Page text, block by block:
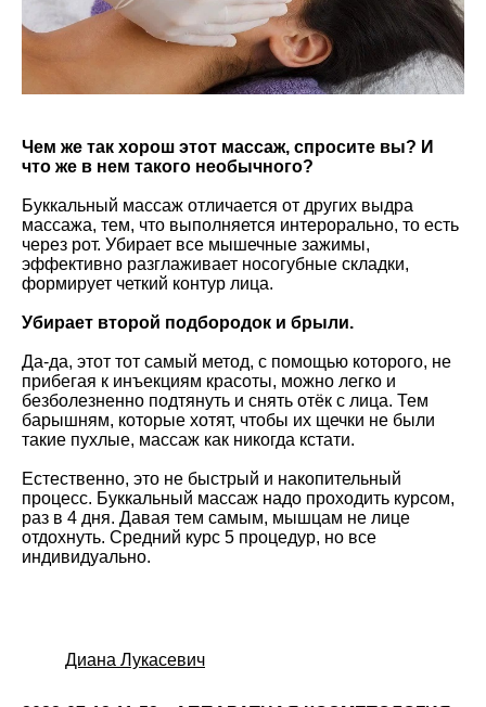
Чем же так хорош этот массаж, спросите вы? И
что же в нем такого необычного?
Буккальный массаж отличается от других выдра
массажа, тем, что выполняется интерорально, то есть
через рот. Убирает все мышечные зажимы,
эффективно разглаживает носогубные складки,
формирует четкий контур лица.
Убирает второй подбородок и брыли.
Да-да, этот тот самый метод, с помощью которого, не
прибегая к инъекциям красоты, можно легко и
безболезненно подтянуть и снять отёк с лица. Тем
барышням, которые хотят, чтобы их щечки не были
такие пухлые, массаж как никогда кстати.
Естественно, это не быстрый и накопительный
процесс. Буккальный массаж надо проходить курсом,
раз в 4 дня. Давая тем самым, мышцам не лице
отдохнуть. Средний курс 5 процедур, но все
индивидуально.
Диана Лукасевич